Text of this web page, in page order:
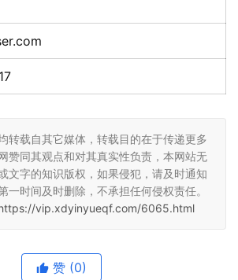
转载自其它媒体，转载目的在于传递更多
赞同其观点和对其真实性负责，本网站无
文字的知识版权，如果侵犯，请及时通知
一时间及时删除，不承担任何侵权责任。
vip.xdyinyueqf.com/6065.html
赞 (0)